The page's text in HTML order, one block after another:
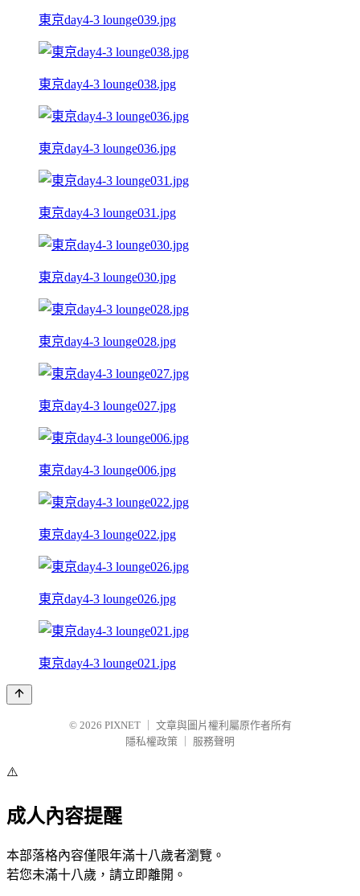
東京day4-3 lounge039.jpg
東京day4-3 lounge038.jpg
東京day4-3 lounge036.jpg
東京day4-3 lounge031.jpg
東京day4-3 lounge030.jpg
東京day4-3 lounge028.jpg
東京day4-3 lounge027.jpg
東京day4-3 lounge006.jpg
東京day4-3 lounge022.jpg
東京day4-3 lounge026.jpg
東京day4-3 lounge021.jpg
© 2026 PIXNET
文章與圖片權利屬原作者所有
隱私權政策
服務聲明
⚠️
成人內容提醒
本部落格內容僅限年滿十八歲者瀏覽。
若您未滿十八歲，請立即離開。